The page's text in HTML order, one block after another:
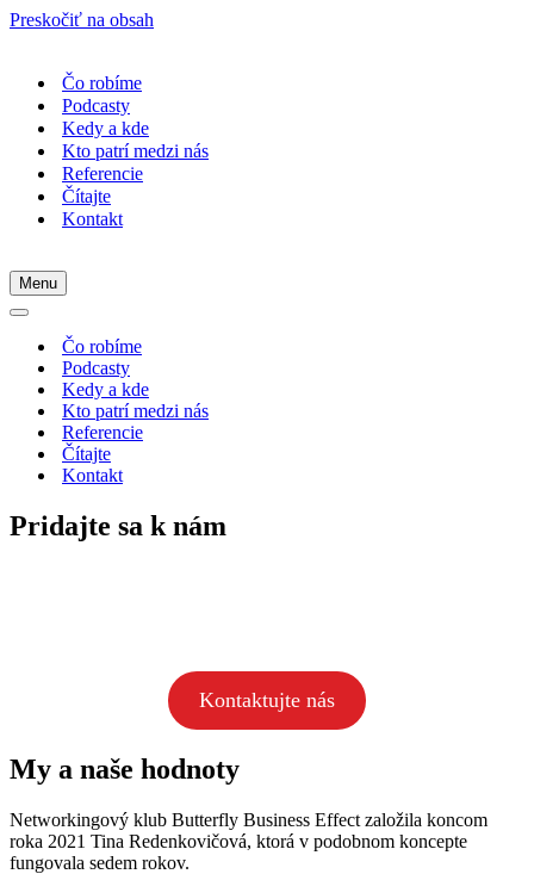
Preskočiť na obsah
Čo robíme
Podcasty
Kedy a kde
Kto patrí medzi nás
Referencie
Čítajte
Kontakt
Menu
Menu
Menu
navigácieČo robíme
Podcasty
Kedy a kde
Kto patrí medzi nás
Referencie
Čítajte
Kontakt
Pridajte sa k nám
Kontaktujte nás
My a naše hodnoty
Networkingový klub Butterfly Business Effect založila koncom
roka 2021 Tina Redenkovičová, ktorá v podobnom koncepte
fungovala sedem rokov.